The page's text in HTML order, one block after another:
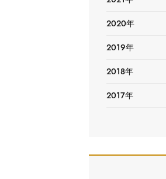
2020年
2019年
2018年
2017年